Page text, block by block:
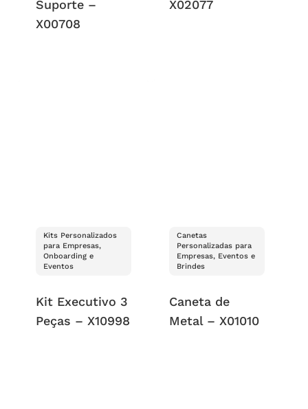
Suporte –
X00708
X02077
Kits Personalizados
para Empresas,
Onboarding e
Eventos
Kit Executivo 3
Peças – X10998
Canetas
Personalizadas para
Empresas, Eventos e
Brindes
Caneta de
Metal – X01010